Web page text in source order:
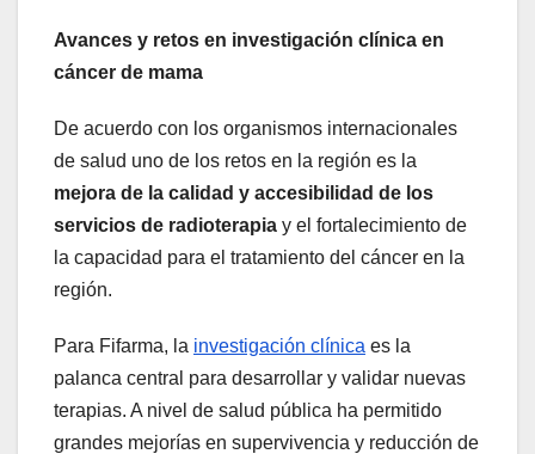
Avances y retos en investigación clínica en
cáncer de mama
De acuerdo con los organismos internacionales
de salud uno de los retos en la región es la
mejora de la calidad y accesibilidad de los
servicios de radioterapia y el fortalecimiento de
la capacidad para el tratamiento del cáncer en la
región.
Para Fifarma, la investigación clínica es la
palanca central para desarrollar y validar nuevas
terapias. A nivel de salud pública ha permitido
grandes mejorías en supervivencia y reducción de